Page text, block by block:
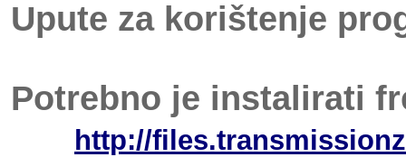
Upute za korištenje
Potrebno je instalirati
http://